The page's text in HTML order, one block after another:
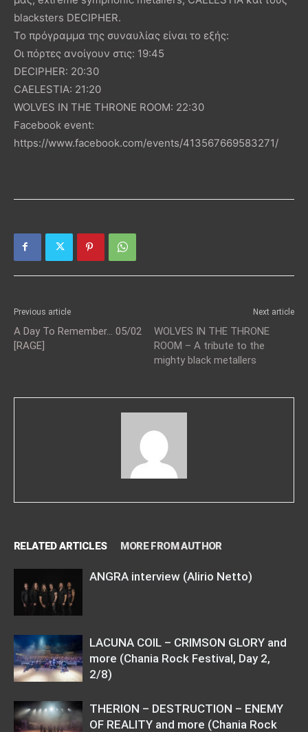
blacksters DECIPHER.
Το πρόγραμμα της συναυλίας είναι το εξής:
Οι πόρτες ανοίγουν στις: 19:45
DECIPHER: 20:30
CAELESTIA: 21:20
WOLVES IN THE THRONE ROOM: 22:30
Facebook event:
https://www.facebook.com/events/413567669583271/
Previous article
A Day To Remember… 05/02
[RAGE]
Next article
WOLVES IN THE THRONE
ROOM – A tribute to the
mighty black metallers
RELATED ARTICLES MORE FROM AUTHOR
ANGRA interview (Alirio Netto)
LACUNA COIL – CRIMSON GLORY and
more (Chania Rock Festival, Day 2,
2/8)
THERION – DESTRUCTION – ENEMY
OF REALITY and more (Chania Rock